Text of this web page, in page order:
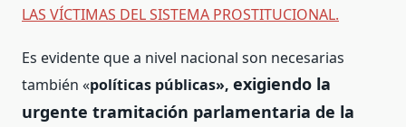
LAS VÍCTIMAS DEL SISTEMA PROSTITUCIONAL.
Es evidente que a nivel nacional son necesarias
también «políticas públicas», exigiendo la
urgente tramitación parlamentaria de la